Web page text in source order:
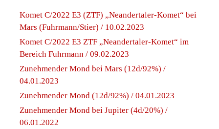
Komet C/2022 E3 (ZTF) „Neandertaler-Komet“ bei
Mars (Fuhrmann/Stier) / 10.02.2023
Komet C/2022 E3 ZTF „Neandertaler-Komet“ im
Bereich Fuhrmann / 09.02.2023
Zunehmender Mond bei Mars (12d/92%) /
04.01.2023
Zunehmender Mond (12d/92%) / 04.01.2023
Zunehmender Mond bei Jupiter (4d/20%) /
06.01.2022